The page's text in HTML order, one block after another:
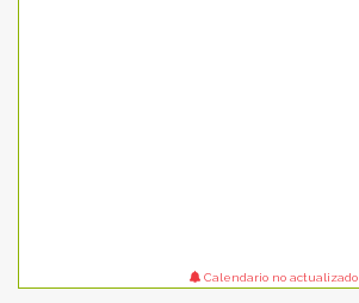
Calendario no actualizado